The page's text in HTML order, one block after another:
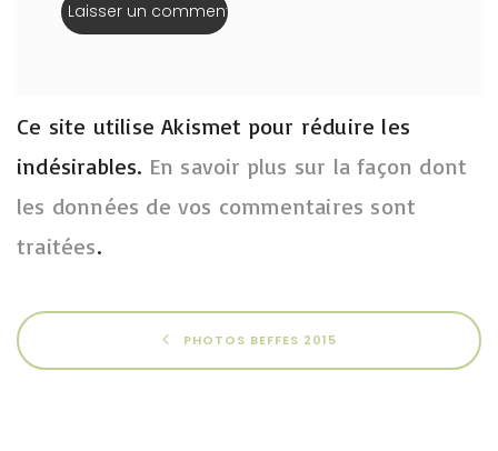
Ce site utilise Akismet pour réduire les
indésirables. En savoir plus sur la façon dont
les données de vos commentaires sont
traitées.
PHOTOS BEFFES 2015